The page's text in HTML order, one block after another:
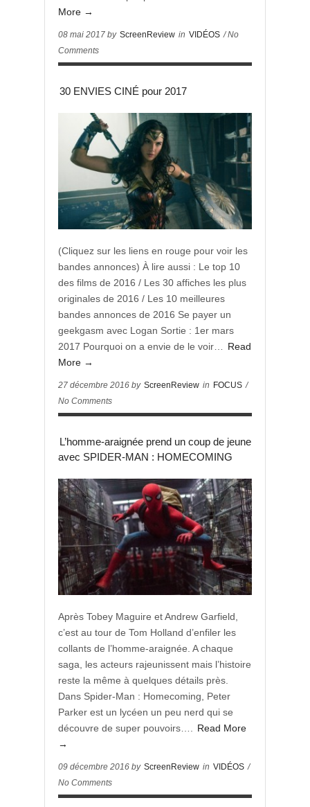
More →
08 mai 2017 by ScreenReview in VIDÉOS / No
Comments
30 ENVIES CINÉ pour 2017
(Cliquez sur les liens en rouge pour voir les
bandes annonces) À lire aussi : Le top 10
des films de 2016 / Les 30 affiches les plus
originales de 2016 / Les 10 meilleures
bandes annonces de 2016 Se payer un
geekgasm avec Logan Sortie : 1er mars
2017 Pourquoi on a envie de le voir…
Read
More →
27 décembre 2016 by ScreenReview in FOCUS /
No Comments
L’homme-araignée prend un coup de jeune
avec SPIDER-MAN : HOMECOMING
Après Tobey Maguire et Andrew Garfield,
c’est au tour de Tom Holland d’enfiler les
collants de l’homme-araignée. A chaque
saga, les acteurs rajeunissent mais l’histoire
reste la même à quelques détails près.
Dans Spider-Man : Homecoming, Peter
Parker est un lycéen un peu nerd qui se
découvre de super pouvoirs….
Read More
→
09 décembre 2016 by ScreenReview in VIDÉOS /
No Comments